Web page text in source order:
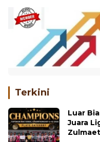
Kreatif
Terkini
Luar
Juara